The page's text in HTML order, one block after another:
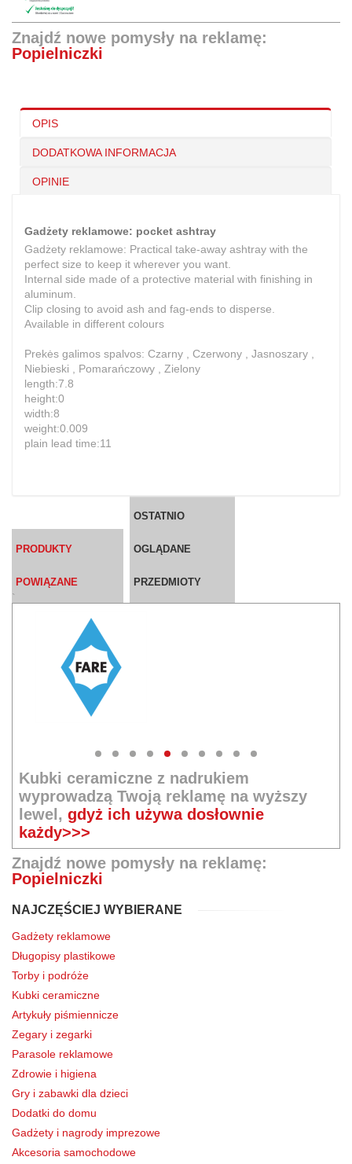
Znajdź nowe pomysły na reklamę:
Popielniczki
OPIS
DODATKOWA INFORMACJA
OPINIE
Gadżety reklamowe: pocket ashtray
Gadżety reklamowe: Practical take-away ashtray with the
perfect size to keep it wherever you want.
Internal side made of a protective material with finishing in
aluminum.
Clip closing to avoid ash and fag-ends to disperse.
Available in different colours
Prekės galimos spalvos: Czarny , Czerwony , Jasnoszary ,
Niebieski , Pomarańczowy , Zielony
length:7.8
height:0
width:8
weight:0.009
plain lead time:11
PRODUKTY
POWIĄZANE
OSTATNIO
OGLĄDANE
PRZEDMIOTY
`
Kubki ceramiczne z nadrukiem
wyprowadzą Twoją reklamę na wyższy
lewel,gdyż ich używa dosłownie
każdy>>>
Znajdź nowe pomysły na reklamę:
Popielniczki
NAJCZĘŚCIEJ WYBIERANE
Gadżety reklamowe
Długopisy plastikowe
Torby i podróże
Kubki ceramiczne
Artykuły piśmiennicze
Zegary i zegarki
Parasole reklamowe
Zdrowie i higiena
Gry i zabawki dla dzieci
Dodatki do domu
Gadżety i nagrody imprezowe
Akcesoria samochodowe